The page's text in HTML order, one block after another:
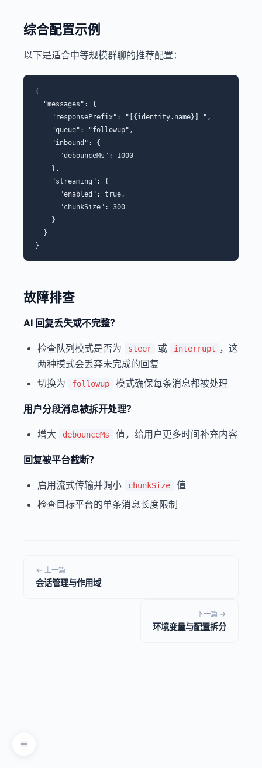
综合配置示例
以下是适合中等规模群聊的推荐配置：
{
  "messages": {
    "responsePrefix": "[{identity.name}] ",
    "queue": "followup",
    "inbound": {
      "debounceMs": 1000
    },
    "streaming": {
      "enabled": true,
      "chunkSize": 300
    }
  }
故障排查
AI 回复丢失或不完整？
检查队列模式是否为 steer 或 interrupt ，这
两种模式会丢弃未完成的回复
切换为
followup 模式确保每条消息都被处理
用户分段消息被拆开处理？
增大 debounceMs 值，给用户更多时间补充内容
回复被平台截断？
启用流式传输并调小 chunkSize
值
检查目标平台的单条消息长度限制
← 上一篇
会话管理与作用域
下一篇 →
环境变量与配置拆分